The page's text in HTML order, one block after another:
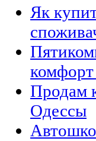
Як
Продам
Одессы